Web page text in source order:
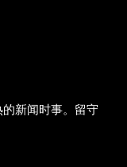
新闻时事。留守